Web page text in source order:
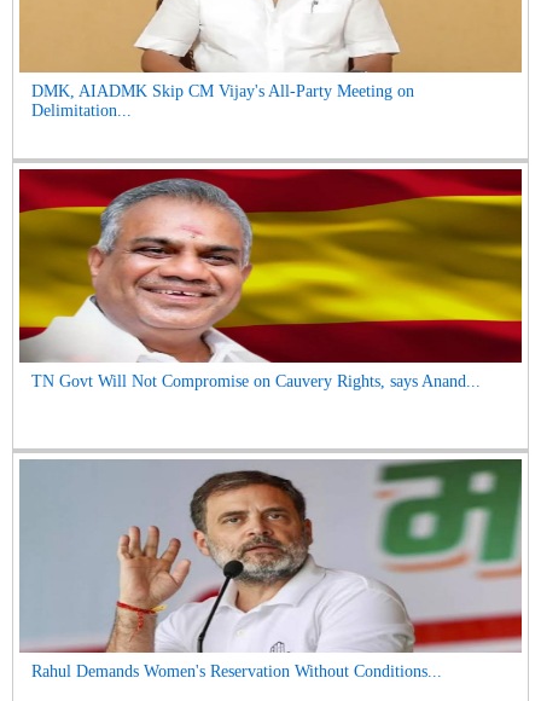
DMK, AIADMK Skip CM Vijay's All-Party Meeting on
Delimitation...
TN Govt Will Not Compromise on Cauvery Rights, says Anand...
Rahul Demands Women's Reservation Without Conditions...